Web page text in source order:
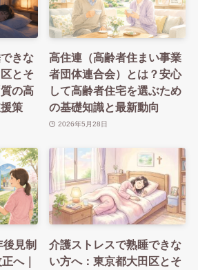
きな
とそ
の高
策
高住連（高齢者住まい事業
者団体連合会）とは？安心
して高齢者住宅を選ぶため
の基礎知識と最新動向
2026年5月28日
後見制
へ｜
介護ストレスで熟睡できな
い方へ：東京都大田区とそ